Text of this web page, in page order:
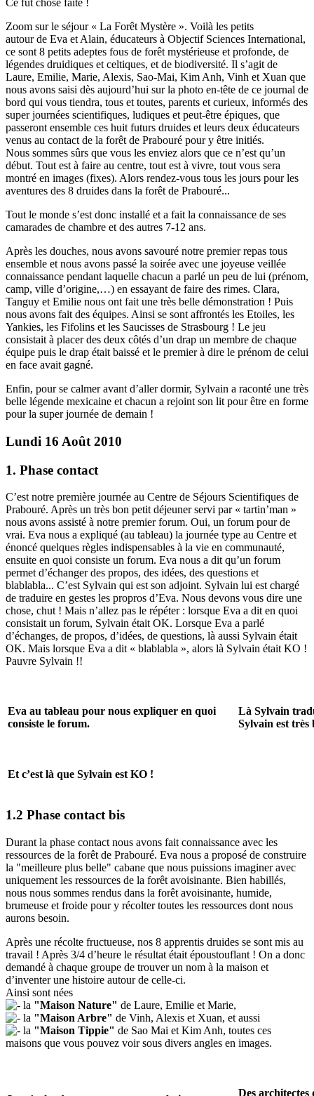
Ce fut chose faite !
Zoom sur le séjour « La Forêt Mystère ». Voilà les petits
autour de Eva et Alain, éducateurs à Objectif Sciences International,
ce sont 8 petits adeptes fous de forêt mystérieuse et profonde, de
légendes druidiques et celtiques, et de biodiversité. Il s’agit de
Laure, Emilie, Marie, Alexis, Sao-Mai, Kim Anh, Vinh et Xuan que
nous avons saisi dès aujourd’hui sur la photo en-tête de ce journal de
bord qui vous tiendra, tous et toutes, parents et curieux, informés des
super journées scientifiques, ludiques et peut-être épiques, que
passeront ensemble ces huit futurs druides et leurs deux éducateurs
venus au contact de la forêt de Prabouré pour y être initiés.
Nous sommes sûrs que vous les enviez alors que ce n’est qu’un
début. Tout est à faire au centre, tout est à vivre, tout vous sera
montré en images (fixes). Alors rendez-vous tous les jours pour les
aventures des 8 druides dans la forêt de Prabouré...
Tout le monde s’est donc installé et a fait la connaissance de ses
camarades de chambre et des autres 7-12 ans.
Après les douches, nous avons savouré notre premier repas tous
ensemble et nous avons passé la soirée avec une joyeuse veillée
connaissance pendant laquelle chacun a parlé un peu de lui (prénom,
camp, ville d’origine,…) en essayant de faire des rimes. Clara,
Tanguy et Emilie nous ont fait une très belle démonstration ! Puis
nous avons fait des équipes. Ainsi se sont affrontés les Etoiles, les
Yankies, les Fifolins et les Saucisses de Strasbourg ! Le jeu
consistait à placer des deux côtés d’un drap un membre de chaque
équipe puis le drap était baissé et le premier à dire le prénom de celui
en face avait gagné.
Enfin, pour se calmer avant d’aller dormir, Sylvain a raconté une très
belle légende mexicaine et chacun a rejoint son lit pour être en forme
pour la super journée de demain !
Lundi 16 Août 2010
1. Phase contact
C’est notre première journée au Centre de Séjours Scientifiques de
Prabouré. Après un très bon petit déjeuner servi par « tartin’man »
nous avons assisté à notre premier forum. Oui, un forum pour de
vrai. Eva nous a expliqué (au tableau) la journée type au Centre et
énoncé quelques règles indispensables à la vie en communauté,
ensuite en quoi consiste un forum. Eva nous a dit qu’un forum
permet d’échanger des propos, des idées, des questions et
blablabla... C’est Sylvain qui est son adjoint. Sylvain lui est chargé
de traduire en gestes les propros d’Eva. Nous devons vous dire une
chose, chut ! Mais n’allez pas le répéter : lorsque Eva a dit en quoi
consistait un forum, Sylvain était OK. Lorsque Eva a parlé
d’échanges, de propos, d’idées, de questions, là aussi Sylvain était
OK. Mais lorsque Eva a dit « blablabla », alors là Sylvain était KO !
Pauvre Sylvain !!
Eva au tableau pour nous expliquer en quoi
consiste le forum.
Là Sylvain
Sylvain est très
Et c’est là que Sylvain est KO !
1.2 Phase contact bis
Durant la phase contact nous avons fait connaissance avec les
ressources de la forêt de Prabouré. Eva nous a proposé de construire
la "meilleure plus belle" cabane que nous puissions imaginer avec
uniquement les ressources de la forêt avoisinante. Bien habillés,
nous nous sommes rendus dans la forêt avoisinante, humide,
brumeuse et froide pour y récolter toutes les ressources dont nous
aurons besoin.
Après une récolte fructueuse, nos 8 apprentis druides se sont mis au
travail ! Après 3/4 d’heure le résultat était époustouflant ! On a donc
demandé à chaque groupe de trouver un nom à la maison et
d’inventer une histoire autour de celle-ci.
Ainsi sont nées
la "Maison Nature" de Laure, Emilie et Marie,
la "Maison Arbre" de Vinh, Alexis et Xuan, et aussi
la "Maison Tippie" de Sao Mai et Kim Anh, toutes ces
maisons que vous pouvez voir sous divers angles en images.
Des